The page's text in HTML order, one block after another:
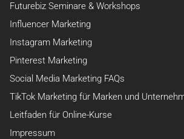
Futurebiz Seminare & Workshops
Influencer Marketing
Instagram Marketing
Pinterest Marketing
Social Media Marketing FAQs
TikTok Marketing für Marken und
Leitfaden für Online-Kurse
Impressum